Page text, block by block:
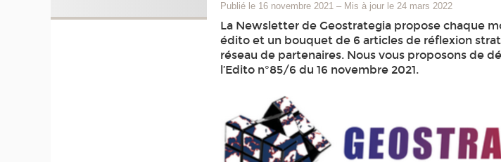
Publié le 16 novembre 2021 – Mis à jour le 24 mars 2022
La Newsletter de Geostrategia propose chaque
édito et un bouquet de 6 articles de réflexion
réseau de partenaires. Nous vous proposons de
l’Edito n°85/6 du 16 novembre 2021.